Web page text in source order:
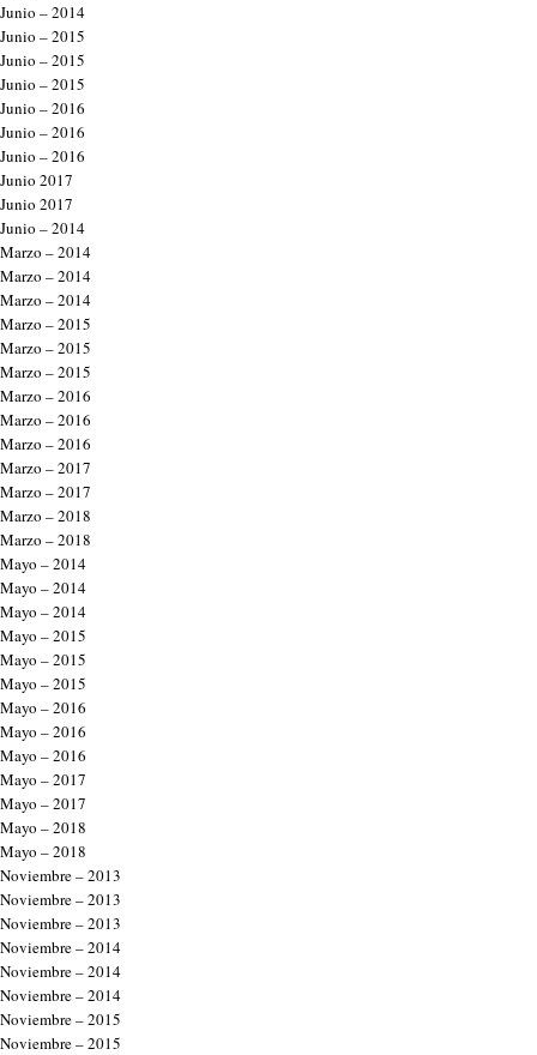
Junio – 2014
Junio – 2015
Junio – 2015
Junio – 2015
Junio – 2016
Junio – 2016
Junio – 2016
Junio 2017
Junio 2017
Junio – 2014
Marzo – 2014
Marzo – 2014
Marzo – 2014
Marzo – 2015
Marzo – 2015
Marzo – 2015
Marzo – 2016
Marzo – 2016
Marzo – 2016
Marzo – 2017
Marzo – 2017
Marzo – 2018
Marzo – 2018
Mayo – 2014
Mayo – 2014
Mayo – 2014
Mayo – 2015
Mayo – 2015
Mayo – 2015
Mayo – 2016
Mayo – 2016
Mayo – 2016
Mayo – 2017
Mayo – 2017
Mayo – 2018
Mayo – 2018
Noviembre – 2013
Noviembre – 2013
Noviembre – 2013
Noviembre – 2014
Noviembre – 2014
Noviembre – 2014
Noviembre – 2015
Noviembre – 2015